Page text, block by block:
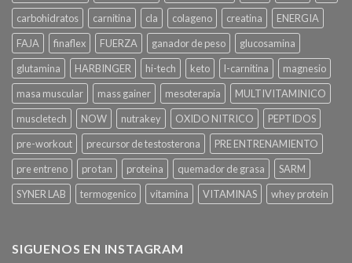
carbohidratos
carnitina cla colageno creatina
ENERGIA
FAJA
finaflex FUERZA ganador de peso
glucosamina
glutamina
HARBINGER hi-tech keto l-carnitina
magnesio
masa muscular
mass gainer mesoterapia
MULTIVITAMINICO
muscletech
NOW nutrakey OXIDO NITRICO
PEPTIDOS
pre-workout
precursor de testosterona
PRE ENTRENAMIENTO
pre entreno
pro tan proteina quemador de grasa
SARM
SYNER LAB
termogenico vitamina VITAMINAS whey protein
SIGUENOS EN INSTAGRAM